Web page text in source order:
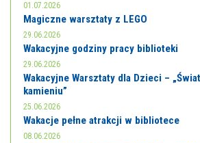
01.07.2026
Magiczne warsztaty z LEGO
29.06.2026
Wakacyjne godziny pracy biblioteki
29.06.2026
Wakacyjne Warsztaty dla Dzieci –
kamieniu”
25.06.2026
Wakacje pełne atrakcji w bibliotece
08.06.2026